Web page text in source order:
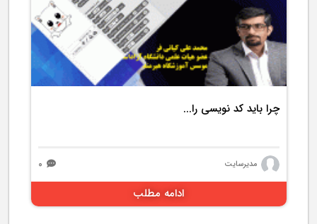
چرا باید کد نویسی را...
مدیرسایت
ادامه مطلب